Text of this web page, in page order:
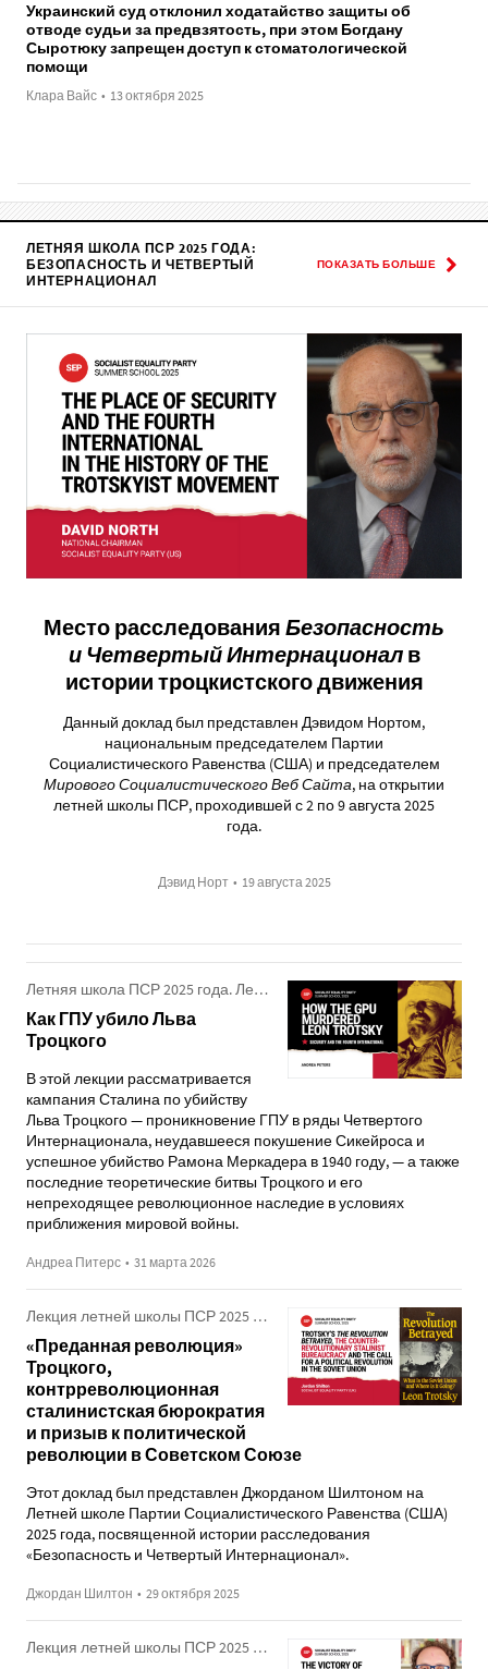
Украинский суд отклонил ходатайство защиты об
отводе судьи за предвзятость, при этом Богдану
Сыротюку запрещен доступ к стоматологической
помощи
Клара Вайс • 13 октября 2025
ЛЕТНЯЯ ШКОЛА ПСР 2025 ГОДА:
БЕЗОПАСНОСТЬ И ЧЕТВЕРТЫЙ
ИНТЕРНАЦИОНАЛ
ПОКАЗАТЬ БОЛЬШЕ
Место расследования Безопасность
и Четвертый Интернационалв
истории троцкистского движения
Данный доклад был представлен Дэвидом Нортом,
национальным председателем Партии
Социалистического Равенства (США) и председателем
Мирового Социалистического Веб Сайта, на открытии
летней школы ПСР, проходившей с 2 по 9 августа 2025
года.
Дэвид Норт • 19 августа 2025
Летняя школа ПСР 2025 года. Лекция 5. Часть 2
Как ГПУ убило Льва
Троцкого
В этой лекции рассматривается
кампания Сталина по убийству
Льва Троцкого — проникновение ГПУ в ряды Четвертого
Интернационала, неудавшееся покушение Сикейроса и
успешное убийство Рамона Меркадера в 1940 году, — а также
последние теоретические битвы Троцкого и его
непреходящее революционное наследие в условиях
приближения мировой войны.
Андреа Питерс • 31 марта 2026
Лекция летней школы ПСР 2025 года
«Преданная революция»
Троцкого,
контрреволюционная
сталинистская бюрократия
и призыв к политической
революции в Советском Союзе
Этот доклад был представлен Джорданом Шилтоном на
Летней школе Партии Социалистического Равенства (США)
2025 года, посвященной истории расследования
«Безопасность и Четвертый Интернационал».
Джордан Шилтон • 29 октября 2025
Лекция летней школы ПСР 2025 года